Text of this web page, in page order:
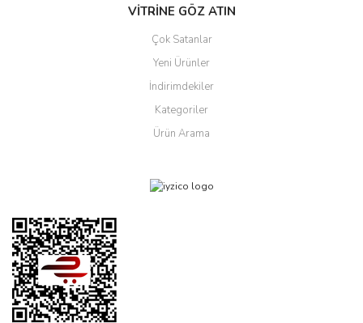
VİTRİNE GÖZ ATIN
Çok Satanlar
Yeni Ürünler
İndirimdekiler
Kategoriler
Ürün Arama